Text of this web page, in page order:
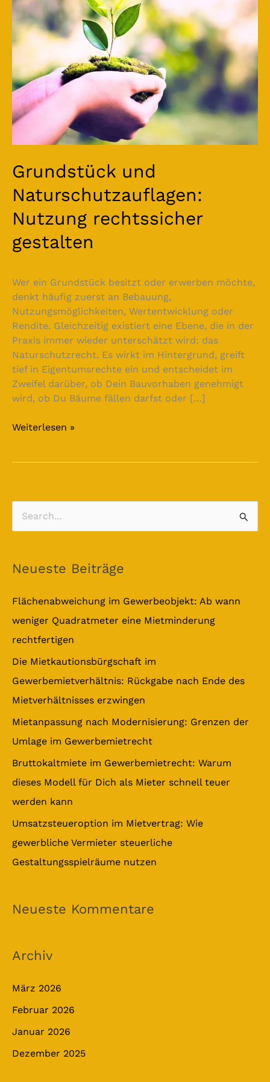
Grundstück und
Naturschutzauflagen:
Nutzung rechtssicher
gestalten
Wer ein Grundstück besitzt oder erwerben möchte,
denkt häufig zuerst an Bebauung,
Nutzungsmöglichkeiten, Wertentwicklung oder
Rendite. Gleichzeitig existiert eine Ebene, die in der
Praxis immer wieder unterschätzt wird: das
Naturschutzrecht. Es wirkt im Hintergrund, greift
tief in Eigentumsrechte ein und entscheidet im
Zweifel darüber, ob Dein Bauvorhaben genehmigt
wird, ob Du Bäume fällen darfst oder […]
rechtssicher
gestalten
Weiterlesen »
h
e
n
Neueste Beiträge
Flächenabweichung im Gewerbeobjekt: Ab wann
weniger Quadratmeter eine Mietminderung
rechtfertigen
Die Mietkautionsbürgschaft im
Gewerbemietverhältnis: Rückgabe nach Ende des
Mietverhältnisses erzwingen
Mietanpassung nach Modernisierung: Grenzen der
Umlage im Gewerbemietrecht
Bruttokaltmiete im Gewerbemietrecht: Warum
dieses Modell für Dich als Mieter schnell teuer
werden kann
Umsatzsteueroption im Mietvertrag: Wie
gewerbliche Vermieter steuerliche
Gestaltungsspielräume nutzen
Neueste Kommentare
Archiv
März 2026
Februar 2026
Januar 2026
Dezember 2025